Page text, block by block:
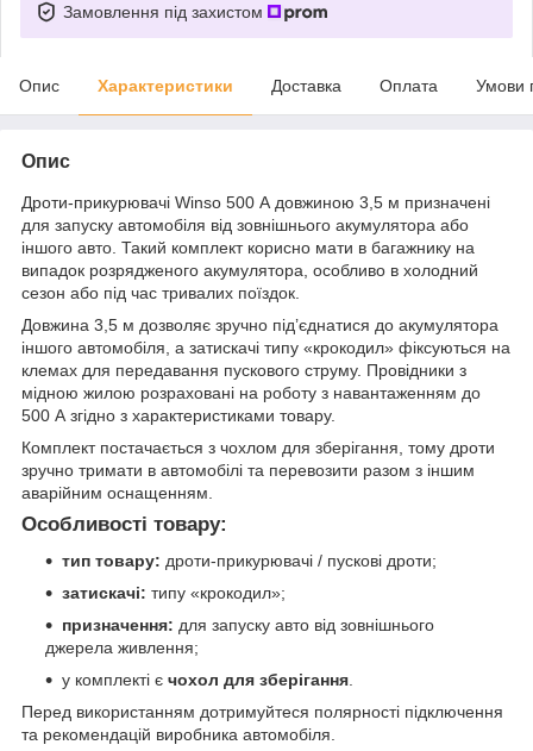
Замовлення під захистом
Опис Характеристики Доставка Оплата Умови
Опис
Дроти-прикурювачі Winso 500 А довжиною 3,5 м призначені
для запуску автомобіля від зовнішнього акумулятора або
іншого авто. Такий комплект корисно мати в багажнику на
випадок розрядженого акумулятора, особливо в холодний
сезон або під час тривалих поїздок.
Довжина 3,5 м дозволяє зручно під’єднатися до акумулятора
іншого автомобіля, а затискачі типу «крокодил» фіксуються на
клемах для передавання пускового струму. Провідники з
мідною жилою розраховані на роботу з навантаженням до
500 А згідно з характеристиками товару.
Комплект постачається з чохлом для зберігання, тому дроти
зручно тримати в автомобілі та перевозити разом з іншим
аварійним оснащенням.
Особливості товару:
тип товару: дроти-прикурювачі / пускові дроти;
затискачі: типу «крокодил»;
призначення: для запуску авто від зовнішнього
джерела живлення;
у комплекті є чохол для зберігання
Перед використанням дотримуйтеся полярності підключення
та рекомендацій виробника автомобіля.